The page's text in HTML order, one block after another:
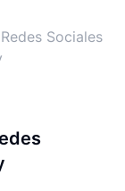
Sociales